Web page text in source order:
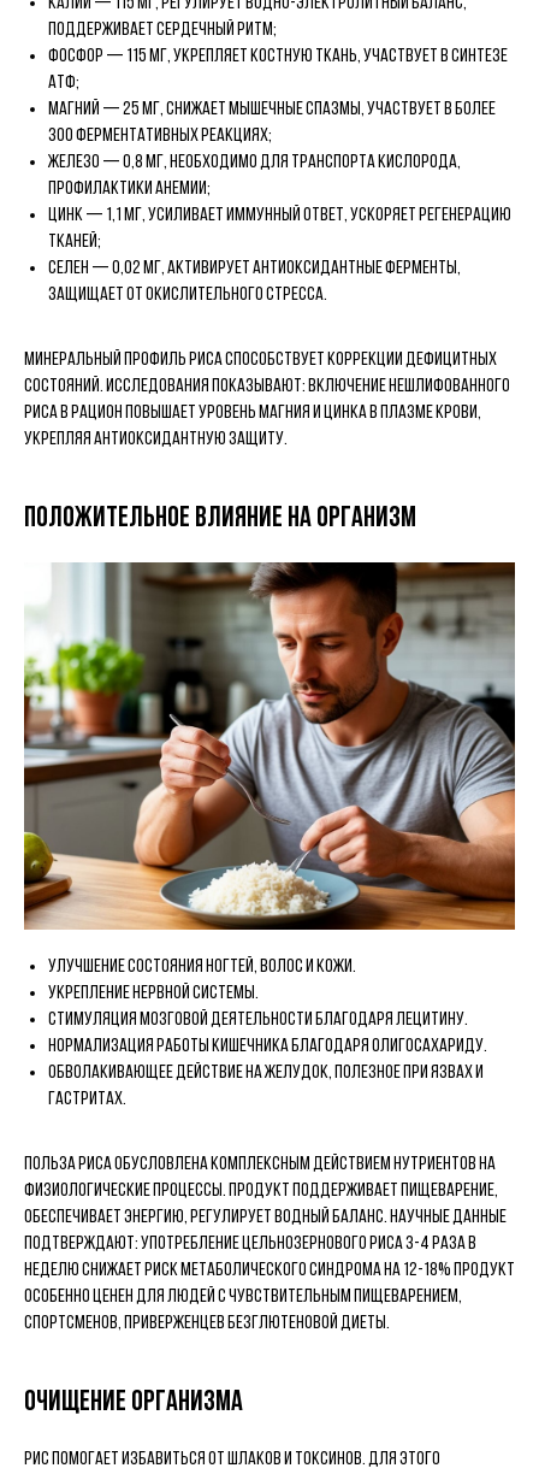
поддерживает сердечный ритм;
фосфор — 115 мг, укрепляет костную ткань, участвует в синтезе
АТФ;
магний — 25 мг, снижает мышечные спазмы, участвует в более
300 ферментативных реакциях;
железо — 0,8 мг, необходимо для транспорта кислорода,
профилактики анемии;
цинк — 1,1 мг, усиливает иммунный ответ, ускоряет регенерацию
тканей;
селен — 0,02 мг, активирует антиоксидантные ферменты,
защищает от окислительного стресса.
Минеральный профиль риса способствует коррекции дефицитных
состояний. Исследования показывают: включение нешлифованного
риса в рацион повышает уровень магния и цинка в плазме крови,
укрепляя антиоксидантную защиту.
Положительное влияние на организм
Улучшение состояния ногтей, волос и кожи.
Укрепление нервной системы.
Стимуляция мозговой деятельности благодаря лецитину.
Нормализация работы кишечника благодаря олигосахариду.
Обволакивающее действие на желудок, полезное при язвах и
гастритах.
Польза риса обусловлена комплексным действием нутриентов на
физиологические процессы. Продукт поддерживает пищеварение,
обеспечивает энергию, регулирует водный баланс. Научные данные
подтверждают: употребление цельнозернового риса 3-4 раза в
неделю снижает риск метаболического синдрома на 12-18% Продукт
особенно ценен для людей с чувствительным пищеварением,
спортсменов, приверженцев безглютеновой диеты.
Очищение организма
Рис помогает избавиться от шлаков и токсинов. Для этого